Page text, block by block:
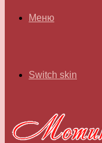
Меню
Switch skin